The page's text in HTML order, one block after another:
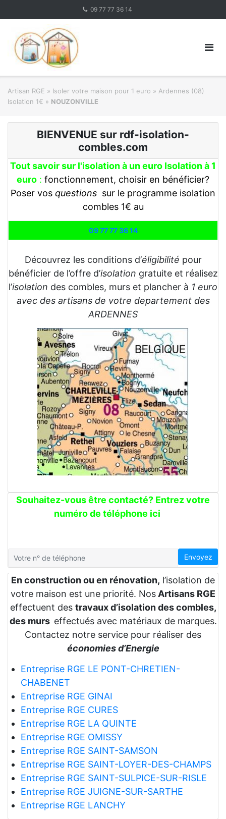
09 77 77 36 14
Artisan RGE » Isoler votre maison pour 1 euro » Ardennes (08)
Isolation 1€ » NOUZONVILLE
BIENVENUE sur rdf-isolation-
combles.com
Tout savoir sur l'isolation à un euro Isolation à 1
euro : fonctionnement, choisir en bénéficier?
Poser vos questions sur le programme isolation
combles 1€ au
09 77 77 36 14
Découvrez les conditions d’éligibilité pour
bénéficier de l’offre d’isolation gratuite et réalisez
l’isolation des combles, murs et plancher à 1 euro
avec des artisans de votre departement des
ARDENNES
Souhaitez-vous être contacté? Entrez votre
numéro de téléphone ici
Envoyez
En construction ou en rénovation, l’isolation de
votre maison est une priorité. Nos Artisans RGE
effectuent des travaux d’isolation des combles,
des murs effectués avec matériaux de marques.
Contactez notre service pour réaliser des
économies d’Energie
Entreprise RGE LE PONT-CHRETIEN-
CHABENET
Entreprise RGE GINAI
Entreprise RGE CURES
Entreprise RGE LA QUINTE
Entreprise RGE OMISSY
Entreprise RGE SAINT-SAMSON
Entreprise RGE SAINT-LOYER-DES-CHAMPS
Entreprise RGE SAINT-SULPICE-SUR-RISLE
Entreprise RGE JUIGNE-SUR-SARTHE
Entreprise RGE LANCHY